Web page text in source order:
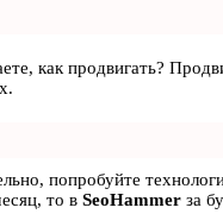
как продвигать?
попробуйте
то в SeoHammer за